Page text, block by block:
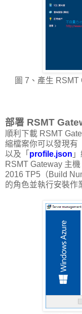
圖 7、產生
部署 RSMT
順利下載 RSMT
縮檔案你可以發現有
以及「 profile.json
RSMT Gateway 主
2016 TP5（Build
的角色並執行安裝作